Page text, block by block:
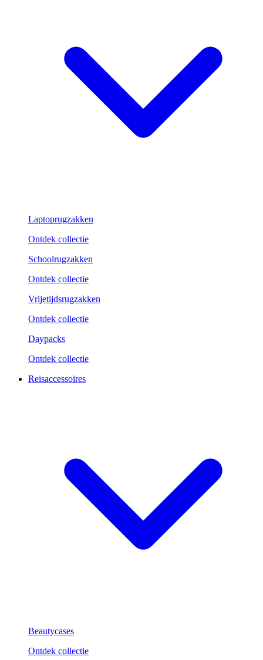
Laptoprugzakken
Ontdek collectie
Schoolrugzakken
Ontdek collectie
Vrijetijdsrugzakken
Ontdek collectie
Daypacks
Ontdek collectie
Reisaccessoires
Beautycases
Ontdek collectie